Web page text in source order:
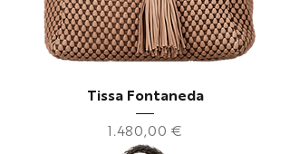
Tissa Fontaneda
Preis
1.480,00 €